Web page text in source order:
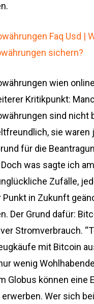
Faq Usd |
sichern?
wien
Kritikpunkt:
sind nicht
sie waren
für die
Doch was sagte ich
Zufälle,
Punkt in Zukunft
Der Grund dafür:
Stromverbrauch.
mit Bitcoin
wenig
Globus können eine
erwerben. Wer sich